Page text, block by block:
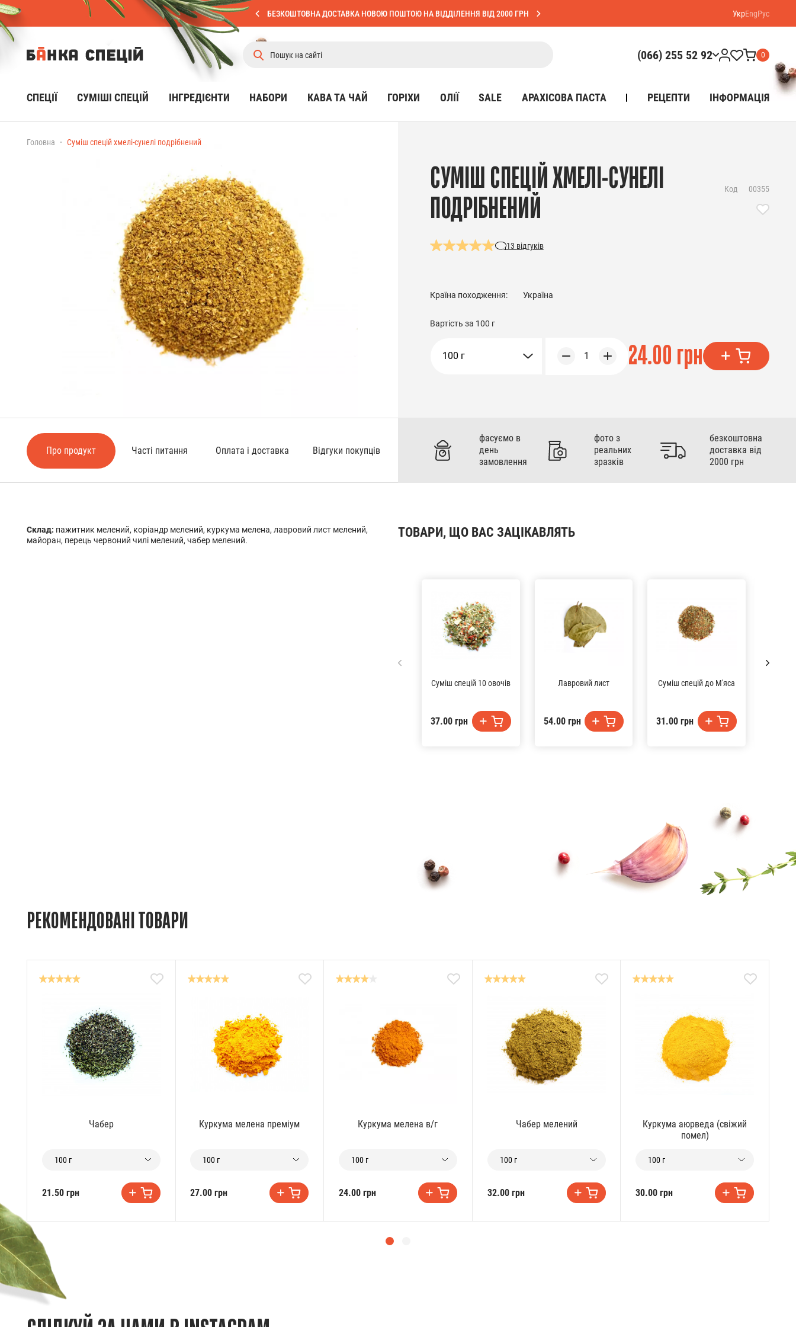
БЕЗКОШТОВНА ДОСТАВКА НОВОЮ ПОШТОЮ НА ВІДДІЛЕННЯ ВІД 2000 ГРН УкрEngРус
(066) 255 52 92 0
СПЕЦІЇ CУМІШІ СПЕЦІЙ ІНГРЕДІЄНТИ НАБОРИ КАВА ТА ЧАЙ ГОРІХИ ОЛІЇ SALE АРАХІСОВА ПАСТА РЕЦЕПТИ ІНФОРМАЦІЯ
Головна Суміш спецій хмелі-сунелі подрібнений
СУМІШ СПЕЦІЙ ХМЕЛІ-СУНЕЛІ
ПОДРІБНЕНИЙ
13 відгуків
Код 00355
Країна походження: Україна
Вартість за 100 г
100 г 1 24.00 грн
Про продукт Часті питання Оплата і доставка Відгуки покупців
фасуємо в
день
замовлення
фото з
реальних
зразків
безкоштовна
доставка від
2000 грн
Склад: пажитник мелений, коріандр мелений, куркума мелена, лавровий лист мелений,
майоран, перець червоний чилі мелений, чабер мелений.
ТОВАРИ, ЩО ВАС ЗАЦІКАВЛЯТЬ
Суміш спецій 10 овочів
37.00 грн
Лавровий лист
54.00 грн
Суміш спецій до М'яса
31.00 грн
РЕКОМЕНДОВАНІ ТОВАРИ
Чабер
100 г
21.50 грн
Куркума мелена преміум
100 г
27.00 грн
Куркума мелена в/г
100 г
24.00 грн
Чабер мелений
100 г
32.00 грн
Куркума аюрведа (свіжий
помел)
100 г
30.00 грн